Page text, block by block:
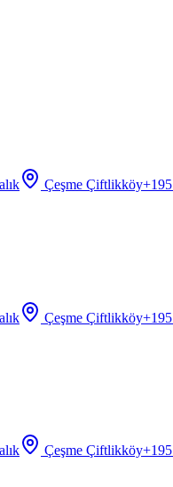
Çeşme Çiftlikköy+195
Çeşme Çiftlikköy+195
Çeşme Çiftlikköy+195